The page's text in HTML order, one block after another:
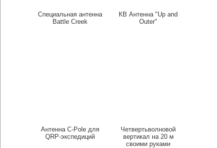
Специальная антенна
Battle Creek
КВ Антенна "Up and
Outer"
Антенна C-Pole для
QRP-экспедиций
Четвертьволновой
вертикал на 20 м
своими руками